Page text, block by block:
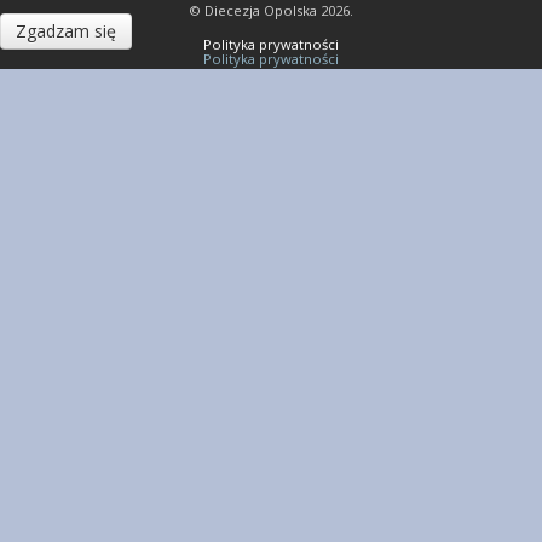
© Diecezja Opolska 2026.
Polityka prywatności
Zgadzam się
Polityka prywatności